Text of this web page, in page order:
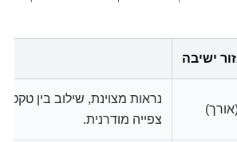
ישיבה
נראות מצוינת, שילוב בין
צפייה מודרנית.